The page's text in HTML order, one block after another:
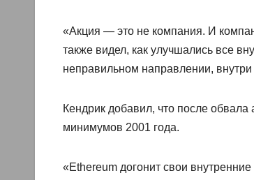
«Акция — это не компания. И
также видел, как улучшались все
неправильном направлении,
Кендрик добавил, что после
минимумов 2001 года.
«Ethereum догонит свои